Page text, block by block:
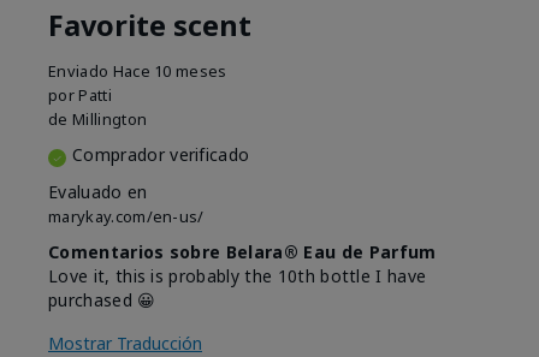
Favorite scent
Enviado Hace 10 meses
por Patti
de Millington
Comprador verificado
Evaluado en
marykay.com/en-us/
Comentarios sobre Belara® Eau de Parfum
Love it, this is probably the 10th bottle I have
purchased 😀
Mostrar Traducción